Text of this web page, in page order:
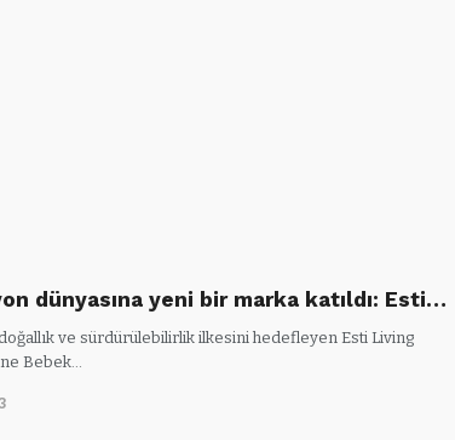
dünyasına yeni bir marka katıldı: Esti…
ve sürdürülebilirlik ilkesini hedefleyen Esti Living
Bebek…